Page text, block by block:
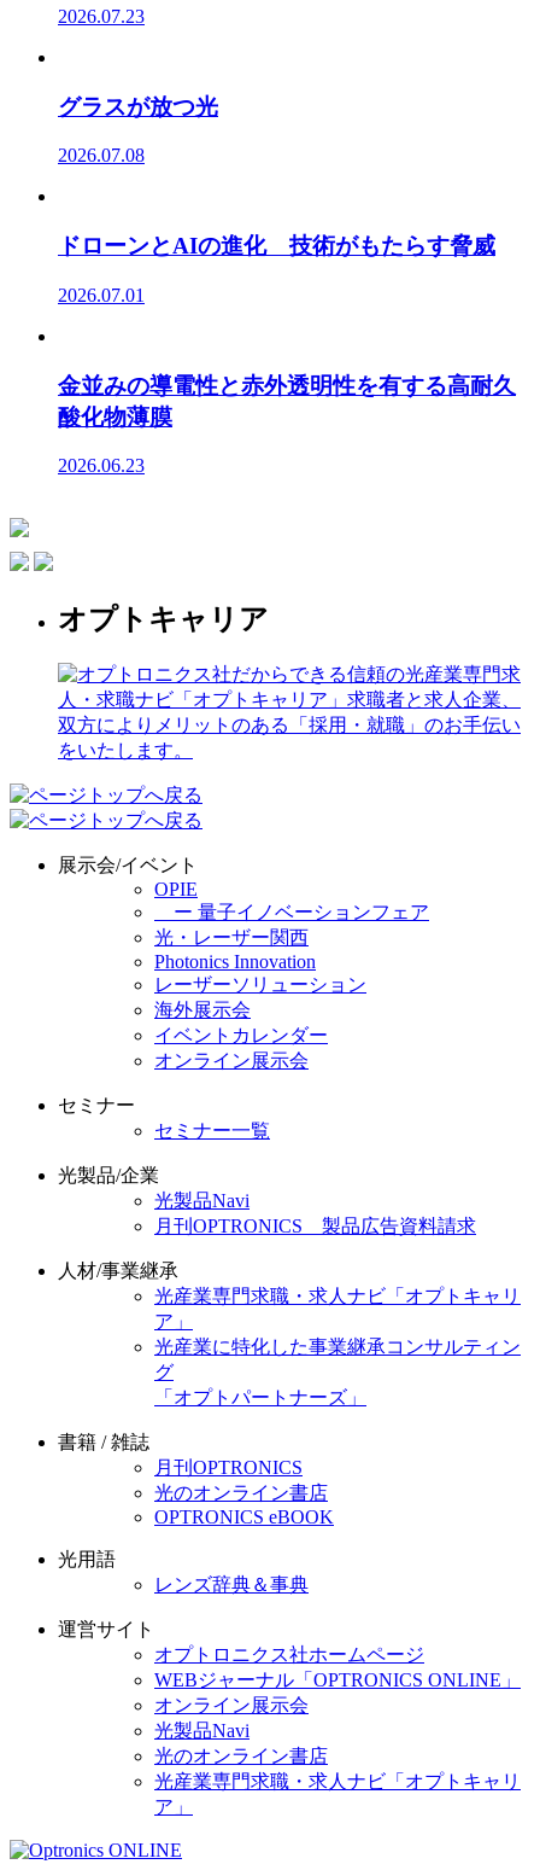
2026.07.23
グラスが放つ光
2026.07.08
ドローンとAIの進化 技術がもたらす脅威
2026.07.01
金並みの導電性と赤外透明性を有する高耐久
酸化物薄膜
2026.06.23
オプトキャリア
展示会/イベント
OPIE
ー 量子イノベーションフェア
光・レーザー関西
Photonics Innovation
レーザーソリューション
海外展示会
イベントカレンダー
オンライン展示会
セミナー
セミナー一覧
光製品/企業
光製品Navi
月刊OPTRONICS 製品広告資料請求
人材/事業継承
光産業専門求職・求人ナビ「オプトキャリ
ア」
光産業に特化した事業継承コンサルティン
グ
「オプトパートナーズ」
書籍 / 雑誌
月刊OPTRONICS
光のオンライン書店
OPTRONICS eBOOK
光用語
レンズ辞典＆事典
運営サイト
オプトロニクス社ホームページ
WEBジャーナル「OPTRONICS ONLINE」
オンライン展示会
光製品Navi
光のオンライン書店
光産業専門求職・求人ナビ「オプトキャリ
ア」